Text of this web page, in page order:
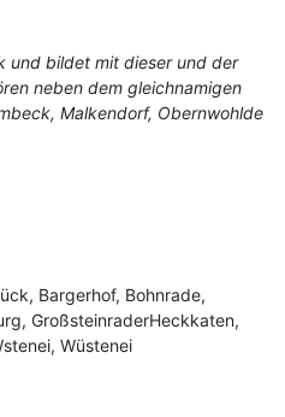
und bildet mit dieser und der
neben dem gleichnamigen
Malkendorf, Obernwohlde
Bargerhof, Bohnrade,
GroßsteinraderHeckkaten,
Wüstenei